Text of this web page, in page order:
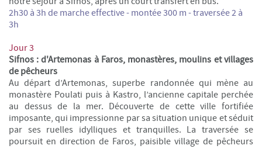
2h30 à 3h de marche effective - montée 300 m - traversée 2 à
3h
Jour 3
Sifnos : d'Artemonas à Faros, monastères, moulins et villages
de pêcheurs
Au départ d’Artemonas, superbe randonnée qui mène au
monastère Poulati puis à Kastro, l’ancienne capitale perchée
au dessus de la mer. Découverte de cette ville fortifiée
imposante, qui impressionne par sa situation unique et séduit
par ses ruelles idylliques et tranquilles. La traversée se
poursuit en direction de Faros, paisible village de pêcheurs